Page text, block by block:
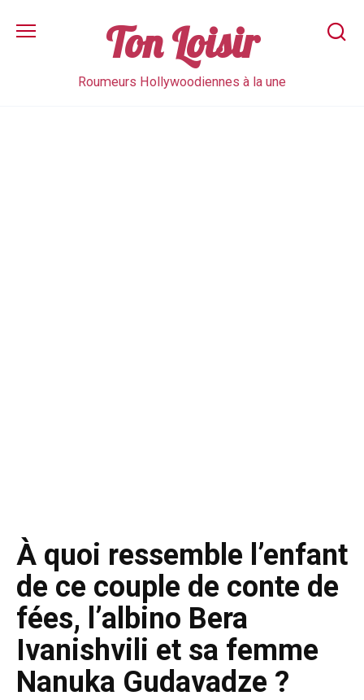
content
Ton Loisir
Roumeurs Hollywoodiennes à la une
À quoi ressemble l’enfant
de ce couple de conte de
fées, l’albino Bera
Ivanishvili et sa femme
Nanuka Gudavadze ?